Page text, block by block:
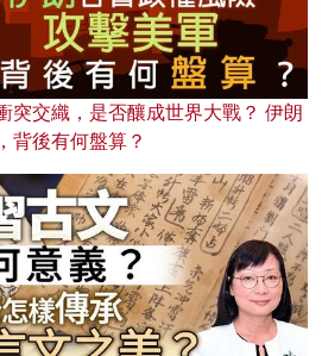
突交織，是否釀成世界大戰？ 伊朗
背後有何盤算？